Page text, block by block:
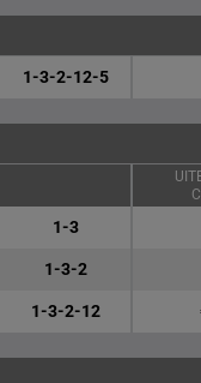
1-3-2-12-5
1-3
1-3-2
1-3-2-12